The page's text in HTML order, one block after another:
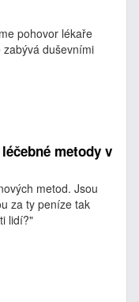
pohovor lékaře
duševními
metody v
metod. Jsou
za ty peníze tak
lidí?"